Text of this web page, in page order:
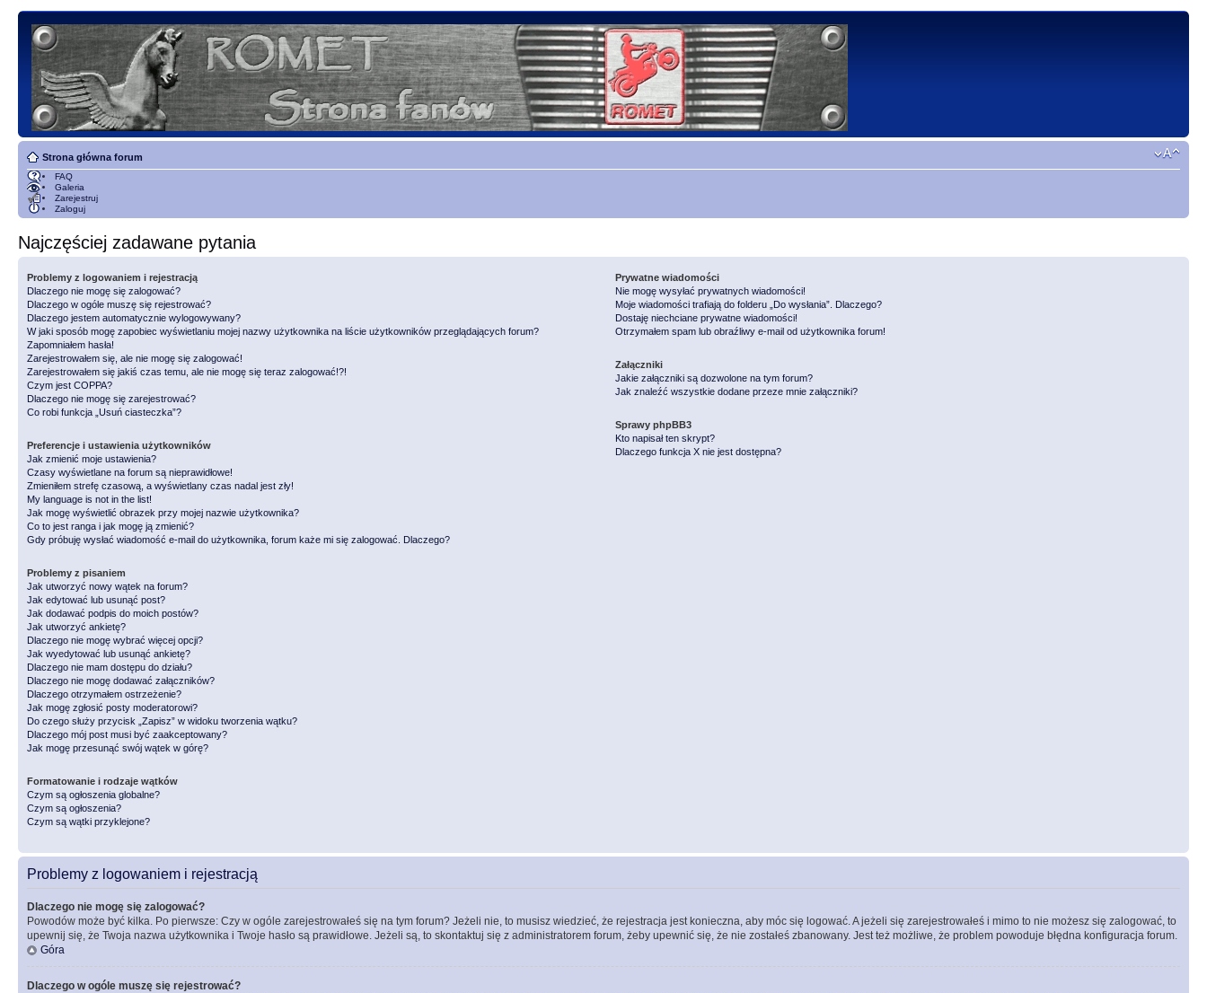
Strona główna forum
FAQ
Galeria
Zarejestruj
Zaloguj
Najczęściej zadawane pytania
Problemy z logowaniem i rejestracją
Dlaczego nie mogę się zalogować?
Dlaczego w ogóle muszę się rejestrować?
Dlaczego jestem automatycznie wylogowywany?
W jaki sposób mogę zapobiec wyświetlaniu mojej nazwy użytkownika na liście użytkowników przeglądających forum?
Zapomniałem hasła!
Zarejestrowałem się, ale nie mogę się zalogować!
Zarejestrowałem się jakiś czas temu, ale nie mogę się teraz zalogować!?!
Czym jest COPPA?
Dlaczego nie mogę się zarejestrować?
Co robi funkcja „Usuń ciasteczka”?
Preferencje i ustawienia użytkowników
Jak zmienić moje ustawienia?
Czasy wyświetlane na forum są nieprawidłowe!
Zmieniłem strefę czasową, a wyświetlany czas nadal jest zły!
My language is not in the list!
Jak mogę wyświetlić obrazek przy mojej nazwie użytkownika?
Co to jest ranga i jak mogę ją zmienić?
Gdy próbuję wysłać wiadomość e-mail do użytkownika, forum każe mi się zalogować. Dlaczego?
Problemy z pisaniem
Jak utworzyć nowy wątek na forum?
Jak edytować lub usunąć post?
Jak dodawać podpis do moich postów?
Jak utworzyć ankietę?
Dlaczego nie mogę wybrać więcej opcji?
Jak wyedytować lub usunąć ankietę?
Dlaczego nie mam dostępu do działu?
Dlaczego nie mogę dodawać załączników?
Dlaczego otrzymałem ostrzeżenie?
Jak mogę zgłosić posty moderatorowi?
Do czego służy przycisk „Zapisz” w widoku tworzenia wątku?
Dlaczego mój post musi być zaakceptowany?
Jak mogę przesunąć swój wątek w górę?
Formatowanie i rodzaje wątków
Czym są ogłoszenia globalne?
Czym są ogłoszenia?
Czym są wątki przyklejone?
Prywatne wiadomości
Nie mogę wysyłać prywatnych wiadomości!
Moje wiadomości trafiają do folderu „Do wysłania”. Dlaczego?
Dostaję niechciane prywatne wiadomości!
Otrzymałem spam lub obraźliwy e-mail od użytkownika forum!
Załączniki
Jakie załączniki są dozwolone na tym forum?
Jak znaleźć wszystkie dodane przeze mnie załączniki?
Sprawy phpBB3
Kto napisał ten skrypt?
Dlaczego funkcja X nie jest dostępna?
Problemy z logowaniem i rejestracją
Dlaczego nie mogę się zalogować?
Powodów może być kilka. Po pierwsze: Czy w ogóle zarejestrowałeś się na tym forum? Jeżeli nie, to musisz wiedzieć, że rejestracja jest konieczna, aby móc się logować. A jeżeli się zarejestrowałeś i mimo to nie możesz się zalogować, to
upewnij się, że Twoja nazwa użytkownika i Twoje hasło są prawidłowe. Jeżeli są, to skontaktuj się z administratorem forum, żeby upewnić się, że nie zostałeś zbanowany. Jest też możliwe, że problem powoduje błędna konfiguracja forum.
Góra
Dlaczego w ogóle muszę się rejestrować?